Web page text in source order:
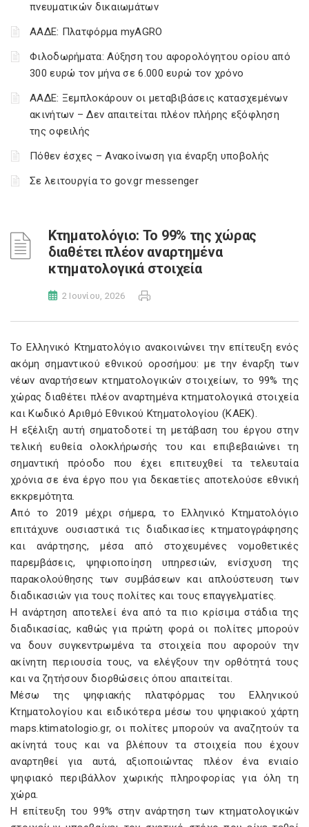
πνευματικών δικαιωμάτων
ΑΑΔΕ: Πλατφόρμα myAGRO
Φιλοδωρήματα: Αύξηση του αφορολόγητου ορίου από
300 ευρώ τον μήνα σε 6.000 ευρώ τον χρόνο
ΑΑΔΕ: Ξεμπλοκάρουν οι μεταβιβάσεις κατασχεμένων
ακινήτων – Δεν απαιτείται πλέον πλήρης εξόφληση
της οφειλής
Πόθεν έσχες – Ανακοίνωση για έναρξη υποβολής
Σε λειτουργία το gov.gr messenger
Κτηματολόγιο: Το 99% της χώρας
διαθέτει πλέον αναρτημένα
κτηματολογικά στοιχεία
2 Ιουνίου, 2026
Το Ελληνικό Κτηματολόγιο ανακοινώνει την επίτευξη ενός
ακόμη σημαντικού εθνικού οροσήμου: με την έναρξη των
νέων αναρτήσεων κτηματολογικών στοιχείων, το 99% της
χώρας διαθέτει πλέον αναρτημένα κτηματολογικά στοιχεία
και Κωδικό Αριθμό Εθνικού Κτηματολογίου (ΚΑΕΚ).
Η εξέλιξη αυτή σηματοδοτεί τη μετάβαση του έργου στην
τελική ευθεία ολοκλήρωσής του και επιβεβαιώνει τη
σημαντική πρόοδο που έχει επιτευχθεί τα τελευταία
χρόνια σε ένα έργο που για δεκαετίες αποτελούσε εθνική
εκκρεμότητα.
Από το 2019 μέχρι σήμερα, το Ελληνικό Κτηματολόγιο
επιτάχυνε ουσιαστικά τις διαδικασίες κτηματογράφησης
και ανάρτησης, μέσα από στοχευμένες νομοθετικές
παρεμβάσεις, ψηφιοποίηση υπηρεσιών, ενίσχυση της
παρακολούθησης των συμβάσεων και απλούστευση των
διαδικασιών για τους πολίτες και τους επαγγελματίες.
Η ανάρτηση αποτελεί ένα από τα πιο κρίσιμα στάδια της
διαδικασίας, καθώς για πρώτη φορά οι πολίτες μπορούν
να δουν συγκεντρωμένα τα στοιχεία που αφορούν την
ακίνητη περιουσία τους, να ελέγξουν την ορθότητά τους
και να ζητήσουν διορθώσεις όπου απαιτείται.
Μέσω της ψηφιακής πλατφόρμας του Ελληνικού
Κτηματολογίου και ειδικότερα μέσω του ψηφιακού χάρτη
maps.ktimatologio.gr, οι πολίτες μπορούν να αναζητούν τα
ακίνητά τους και να βλέπουν τα στοιχεία που έχουν
αναρτηθεί για αυτά, αξιοποιώντας πλέον ένα ενιαίο
ψηφιακό περιβάλλον χωρικής πληροφορίας για όλη τη
χώρα.
Η επίτευξη του 99% στην ανάρτηση των κτηματολογικών